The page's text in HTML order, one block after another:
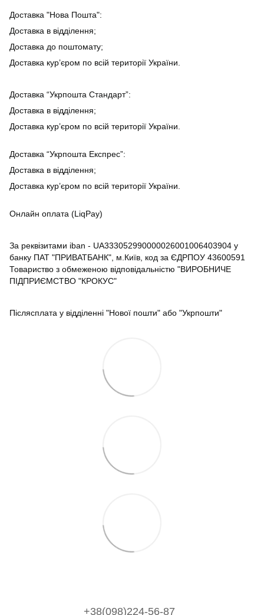
Доставка "Нова Пошта":
Доставка в відділення;
Доставка до поштомату;
Доставка кур’єром по всій території України.
Доставка “Укрпошта Стандарт”:
Доставка в відділення;
Доставка кур’єром по всій території України.
Доставка “Укрпошта Експрес”:
Доставка в відділення;
Доставка кур’єром по всій території України.
Онлайн оплата (LiqPay)
За реквізитами iban - UA333052990000026001006403904 у
банку ПАТ "ПРИВАТБАНК", м.Київ, код за ЄДРПОУ 43600591
Товариство з обмеженою відповідальністю "ВИРОБНИЧЕ
ПІДПРИЄМСТВО "КРОКУС"
Післясплата у відділенні "Нової пошти" або "Укрпошти"
+38(098)224-56-87